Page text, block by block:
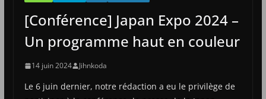
[Conférence] Japan Expo 2024 –
Un programme haut en couleur
14 juin 2024 Jihnkoda
Le 6 juin dernier, notre rédaction a eu le privilège de